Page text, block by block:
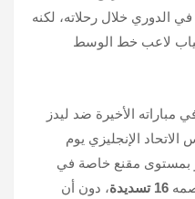
في الدوري خلال رحلاته، لكنه
غياب لاعب خط الوسط
مباراته الأخيرة ضد ليدز
الاتحاد الإنجليزي يوم
بمستوى مقنع خاصة في
16 تسديدة
، دون أن